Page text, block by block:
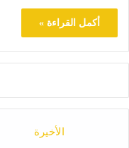
أكمل القراءة »
الأخيرة